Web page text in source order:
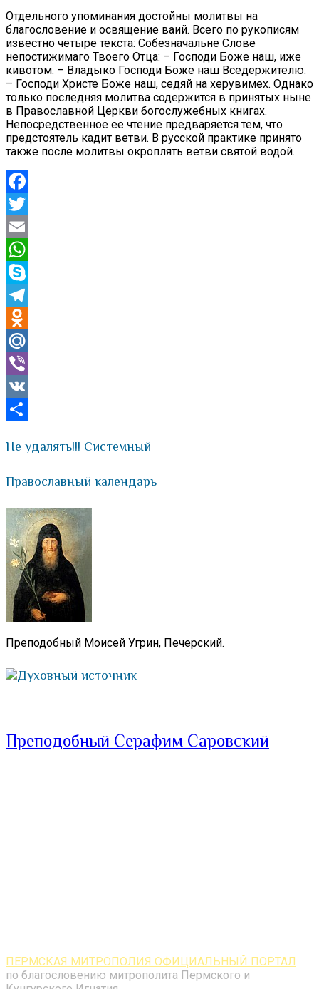
Отдельного упоминания достойны молитвы на
благословение и освящение ваий. Всего по рукописям
известно четыре текста: Собезначальне Слове
непостижимаго Твоего Отца: – Господи Боже наш, иже
кивотом: – Владыко Господи Боже наш Вседержителю:
– Господи Христе Боже наш, седяй на херувимех. Однако
только последняя молитва содержится в принятых ныне
в Православной Церкви богослужебных книгах.
Непосредственное ее чтение предваряется тем, что
предстоятель кадит ветви. В русской практике принято
также после молитвы окроплять ветви святой водой.
Facebook
Twitter
Email
WhatsApp
Skype
Telegram
Odnoklassniki
Mail.Ru
Viber
VK
Не удалять!!! Системный
Православный календарь
Преподобный Моисей Угрин, Печерский.
Духовный источник
Преподобный Серафим Саровский
ПЕРМСКАЯ МИТРОПОЛИЯ ОФИЦИАЛЬНЫЙ ПОРТАЛ
по благословению митрополита Пермского и